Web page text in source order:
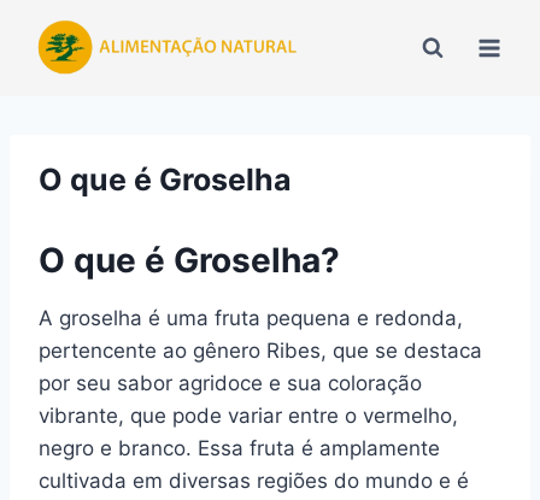
para
O que é Groselha
O que é Groselha?
A groselha é uma fruta pequena e redonda,
pertencente ao gênero Ribes, que se destaca
por seu sabor agridoce e sua coloração
vibrante, que pode variar entre o vermelho,
negro e branco. Essa fruta é amplamente
cultivada em diversas regiões do mundo e é